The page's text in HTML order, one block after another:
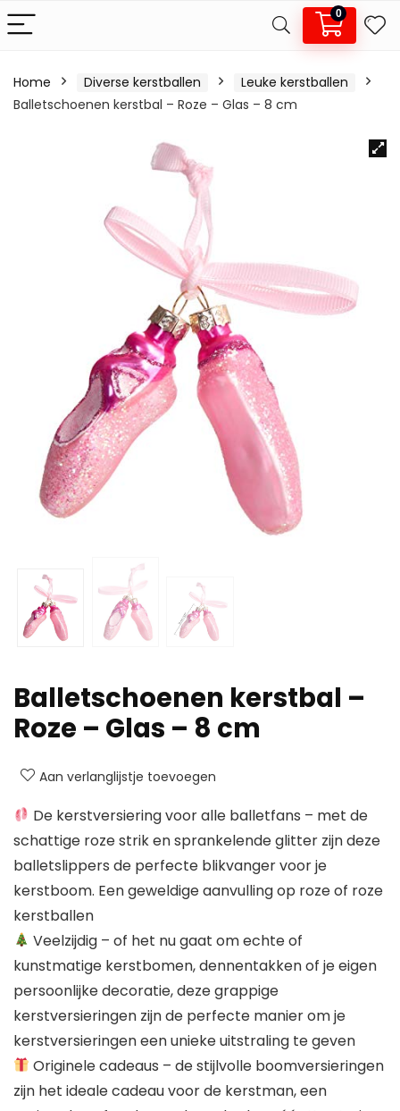
0
Home Diverse kerstballen
Leuke kerstballen
Balletschoenen kerstbal – Roze – Glas – 8 cm
Balletschoenen kerstbal –
Roze – Glas – 8 cm
Aan verlanglijstje toevoegen
De kerstversiering voor alle balletfans – met de
schattige roze strik en sprankelende glitter zijn deze
balletslippers de perfecte blikvanger voor je
kerstboom. Een geweldige aanvulling op roze of roze
kerstballen
Veelzijdig – of het nu gaat om echte of
kunstmatige kerstbomen, dennentakken of je eigen
persoonlijke decoratie, deze grappige
kerstversieringen zijn de perfecte manier om je
kerstversieringen een unieke uitstraling te geven
Originele cadeaus – de stijlvolle boomversieringen
zijn het ideale cadeau voor de kerstman, een